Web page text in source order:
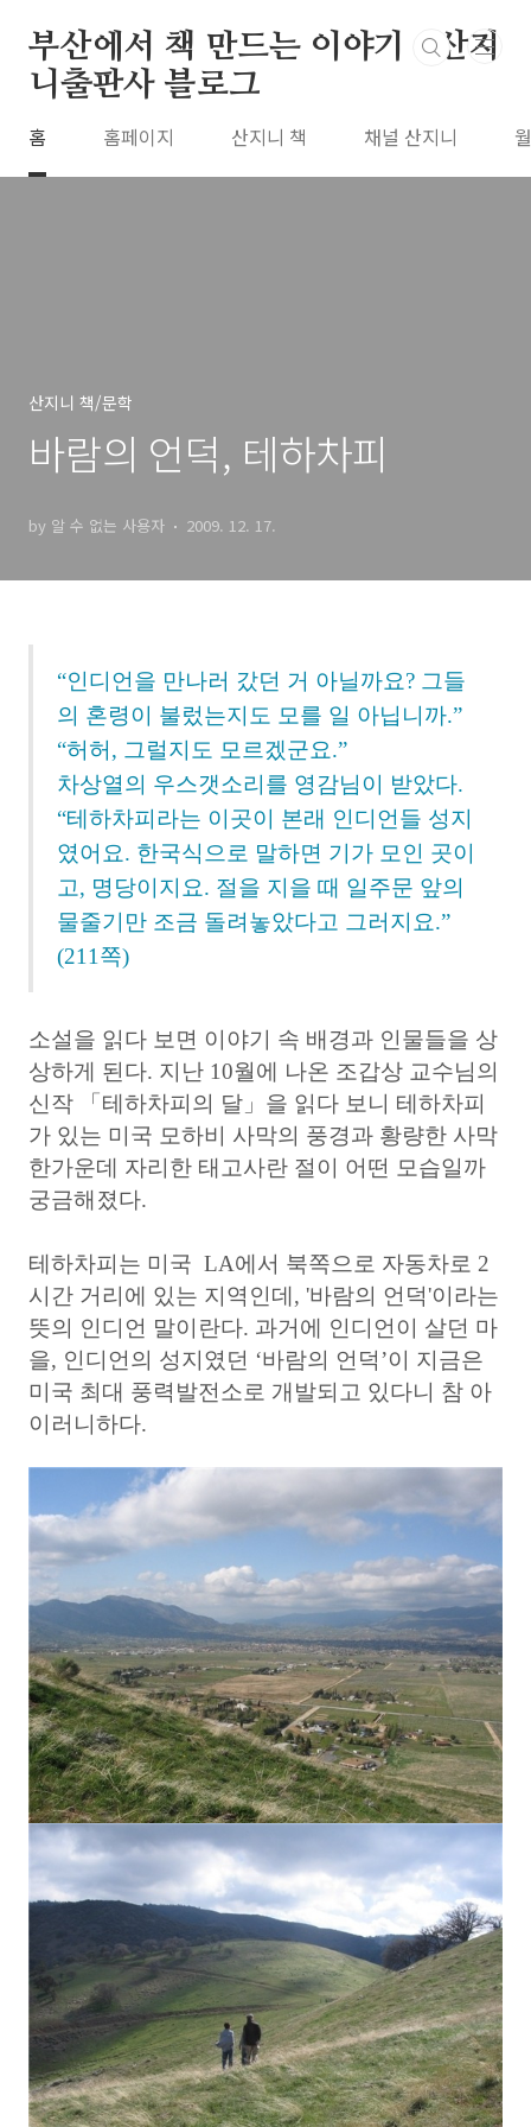
부산에서 책 만드는 이야기 : 산지
니출판사 블로그
홈 홈페이지 산지니 책 채널 산지니
산지니 책/문학
바람의 언덕, 테하차피
by 알 수 없는 사용자 2009. 12. 17.
“인디언을 만나러 갔던 거 아닐까요? 그들
의 혼령이 불렀는지도 모를 일 아닙니까.”
“허허, 그럴지도 모르겠군요.”
차상열의 우스갯소리를 영감님이 받았다.
“테하차피라는 이곳이 본래 인디언들 성지
였어요. 한국식으로 말하면 기가 모인 곳이
고, 명당이지요. 절을 지을 때 일주문 앞의
물줄기만 조금 돌려놓았다고 그러지요.”
(211쪽)
소설을 읽다 보면 이야기 속 배경과 인물들을 상
상하게 된다. 지난 10월에 나온 조갑상 교수님의
신작 「테하차피의 달」을 읽다 보니 테하차피
가 있는 미국 모하비 사막의 풍경과 황량한 사막
한가운데 자리한 태고사란 절이 어떤 모습일까
궁금해졌다.
테하차피는 미국 LA에서 북쪽으로 자동차로 2
시간 거리에 있는 지역인데, '바람의 언덕'이라는
뜻의 인디언 말이란다. 과거에 인디언이 살던 마
을, 인디언의 성지였던 ‘바람의 언덕’이 지금은
미국 최대 풍력발전소로 개발되고 있다니 참 아
이러니하다.